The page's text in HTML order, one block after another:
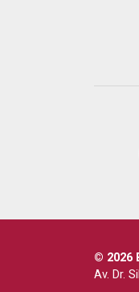
© 2026
Av. Dr.